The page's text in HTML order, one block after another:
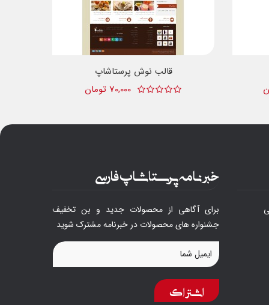
قالب نوش پرستاشاپ
70,000 تومان
خبرنامه پرستاشاپ فارسی
برای آگاهی از محصولات جدید و بن تخفیف
جشنواره های محصولات در خبرنامه مشترک شوید
اشتراک